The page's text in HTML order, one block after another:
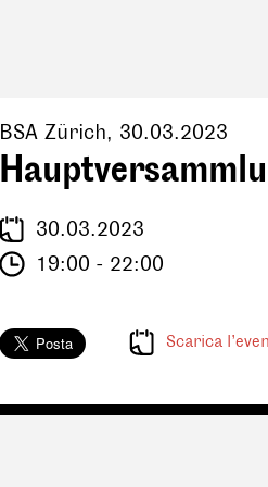
BSA Zürich, 30.03.2023
30.03.2023
19:00 - 22:00
Scarica